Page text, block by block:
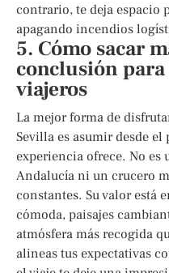
contrario, te deja espacio
apagando incendios
5. Cómo sacar
conclusión
viajeros
La mejor forma de
Sevilla es asumir desde
experiencia ofrece. No es
Andalucía ni un crucero
constantes. Su valor está
cómoda, paisajes
atmósfera más recogida
alineas tus expectativas